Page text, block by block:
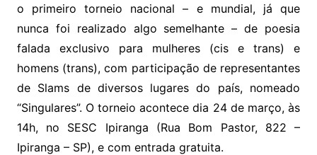
o primeiro torneio nacional – e mundial, já que
nunca foi realizado algo semelhante – de poesia
falada exclusivo para mulheres (cis e trans) e
homens (trans), com participação de representantes
de Slams de diversos lugares do país, nomeado
“Singulares”. O torneio acontece dia 24 de março, às
14h, no SESC Ipiranga (Rua Bom Pastor, 822 –
Ipiranga – SP), e com entrada gratuita.